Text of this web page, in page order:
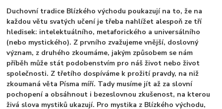
Duchovní tradice Blízkého východu poukazují na to, že na
každou větu svatých učení je třeba nahlížet alespoň ze tří
hledisek: intelektuálního, metaforického a universálního
(nebo mystického). Z prvního zvažujeme vnější, doslovný
význam, z druhého zkoumáme, jakým způsobem se nám
příběh může stát podobenstvím pro náš život nebo život
společnosti. Z třetího dospíváme k prožití pravdy, na niž
zkoumaná věta Písma míří. Tady musíme jít až za slovní
pochopení a obsáhnout i bezeslovnou zkušenost, na kterou
živá slova mystiků ukazují. Pro mystika z Blízkého východu,